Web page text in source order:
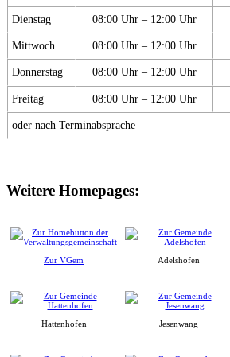
Dienstag 08:00 Uhr – 12:00 Uhr
Mittwoch 08:00 Uhr – 12:00 Uhr
Donnerstag 08:00 Uhr – 12:00 Uhr
Freitag 08:00 Uhr – 12:00 Uhr
oder nach Terminabsprache
Weitere Homepages:
Zur VGem Adelshofen
Hattenhofen Jesenwang